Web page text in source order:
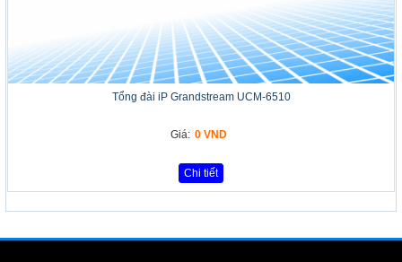
Tổng đài iP Grandstream UCM-6510
Giá: 0 VND
Chi tiết